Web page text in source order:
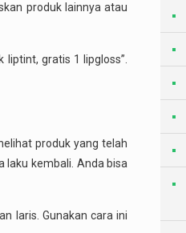
produk lainnya atau
gratis 1 lipgloss”.
produk yang telah
laku kembali. Anda bisa
laris. Gunakan cara ini